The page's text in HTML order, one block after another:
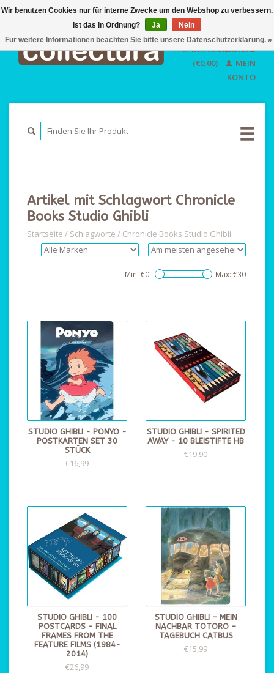
EUR
GBP
USD
Deutsch
English
IHR WARENKORB
(€0,00)
MEIN
KONTO
Artikel mit Schlagwort Chronicle
Books Studio Ghibli
Startseite / Schlagworte / Chronicle Books Studio Ghibli
Min: €0 Max: €30
STUDIO GHIBLI - PONYO -
POSTKARTEN SET 30
STÜCK
€16,99
STUDIO GHIBLI - SPIRITED
AWAY - 10 BLEISTIFTE HB
€19,90
STUDIO GHIBLI - 100
POSTCARDS - FINAL
FRAMES FROM THE
FEATURE FILMS (1984-
2014)
€26,99
STUDIO GHIBLI – MEIN
NACHBAR TOTORO –
TAGEBUCH CATBUS
€15,99
Wir benutzen Cookies nur für interne Zwecke um den Webshop zu verbessern.
Ist das in Ordnung?
Ja
Nein
Für weitere Informationen beachten Sie bitte unsere Datenschutzerklärung. »